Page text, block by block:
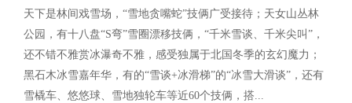
天下是林间戏雪场，“雪地贪嘴蛇”技俩广受接待；天女山丛林
公园，有十八盘“S弯”雪圈漂移技俩，“千米雪谈、千米尖叫”，
还不错不雅赏冰瀑奇不雅，感受独属于北国冬季的玄幻魔力；
黑石木冰雪嘉年华，有的“雪谈+冰滑梯”的“冰雪大滑谈”，还有
雪橇车、悠悠球、雪地独轮车等近60个技俩，搭...